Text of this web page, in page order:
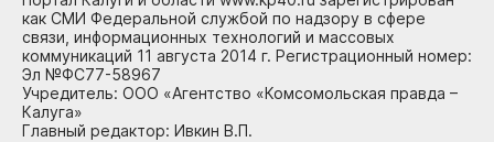
как СМИ Федеральной службой по надзору в сфере
связи, информационных технологий и массовых
коммуникаций 11 августа 2014 г. Регистрационный номер:
Эл №ФС77-58967
Учредитель: ООО «Агентство «Комсомольская правда –
Калуга»
Главный редактор: Ивкин В.П.